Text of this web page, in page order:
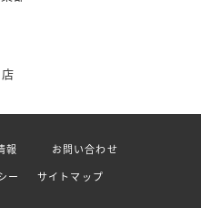
報
お問い合わせ
ー
サイトマップ